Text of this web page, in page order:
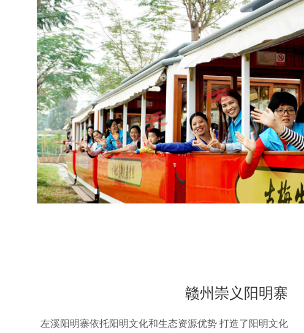
赣州崇义阳明寨
左溪阳明寨依托阳明文化和生态资源优势 打造了阳明文化